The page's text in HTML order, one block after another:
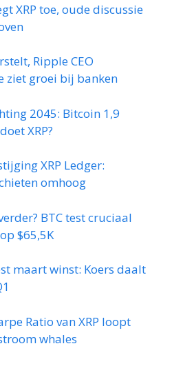
XRP toe, oude discussie
Ripple CEO
ziet groei bij banken
2045: Bitcoin 1,9
XRP?
XRP Ledger:
omhoog
BTC test cruciaal
$65,5K
maart winst: Koers daalt
Ratio van XRP loopt
whales